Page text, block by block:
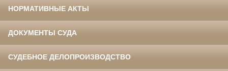
НОРМАТИВНЫЕ АКТЫ
ДОКУМЕНТЫ СУДА
СУДЕБНОЕ ДЕЛОПРОИЗВОДСТВО